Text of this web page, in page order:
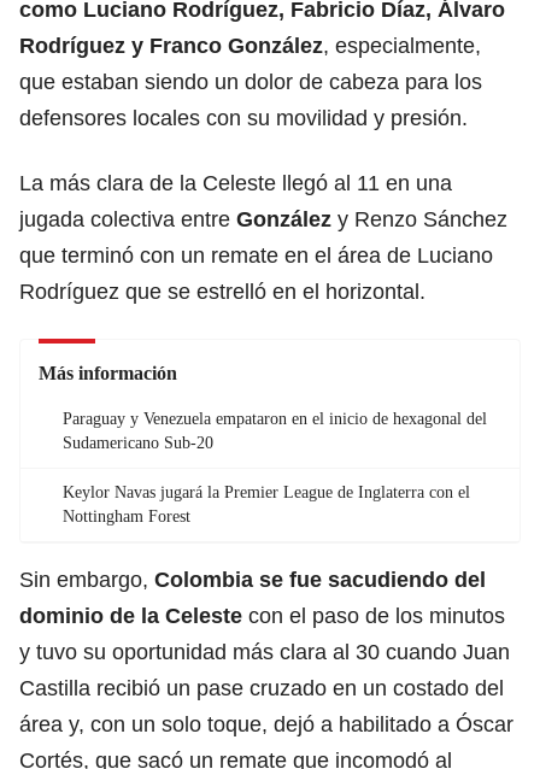
como Luciano Rodríguez, Fabricio Díaz, Álvaro
Rodríguez y Franco González, especialmente,
que estaban siendo un dolor de cabeza para los
defensores locales con su movilidad y presión.
La más clara de la Celeste llegó al 11 en una
jugada colectiva entre González y Renzo Sánchez
que terminó con un remate en el área de Luciano
Rodríguez que se estrelló en el horizontal.
Más información
Paraguay y Venezuela empataron en el inicio de hexagonal del
Sudamericano Sub-20
Keylor Navas jugará la Premier League de Inglaterra con el
Nottingham Forest
Sin embargo, Colombia se fue sacudiendo del
dominio de la Celeste con el paso de los minutos
y tuvo su oportunidad más clara al 30 cuando Juan
Castilla recibió un pase cruzado en un costado del
área y, con un solo toque, dejó a habilitado a Óscar
Cortés, que sacó un remate que incomodó al